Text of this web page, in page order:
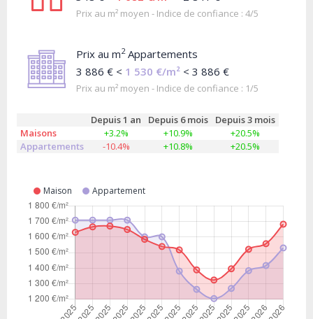
Prix au m² moyen - Indice de confiance : 4/5
Prix au m2Appartements
3 886 € < 1 530 €/m² < 3 886 €
Prix au m² moyen - Indice de confiance : 1/5
Depuis 1 an Depuis 6 mois
Depuis 3 mois
Maisons
+3.2% +10.9%
+20.5%
Appartements
-10.4% +10.8% +20.5%
Maison Appartement